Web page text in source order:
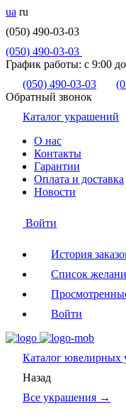
ua ru
(050) 490-03-03
(050) 490-03-03
График работы: с 9:00
(050) 490-03-03
Обратный звонок
Каталог украшений
О нас
Контакты
Гарантии
Оплата и доставка
Новости
Войти
История
Список
Войти
Каталог ювелирных
Назад
Все украшения →